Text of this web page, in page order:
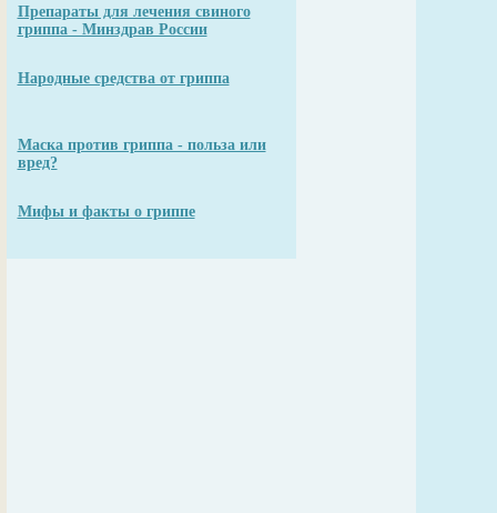
Препараты для лечения свиного
гриппа - Минздрав России
Народные средства от гриппа
Маска против гриппа - польза или
вред?
Мифы и факты о гриппе